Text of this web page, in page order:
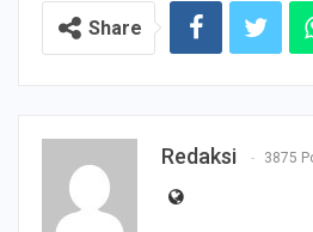
Share
Redaksi 3875